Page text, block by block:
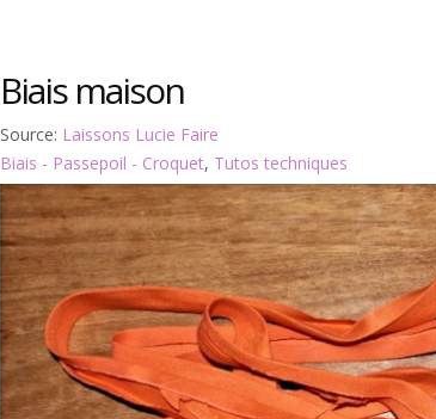
Biais maison
Source: Laissons Lucie Faire
Biais - Passepoil - Croquet, Tutos techniques